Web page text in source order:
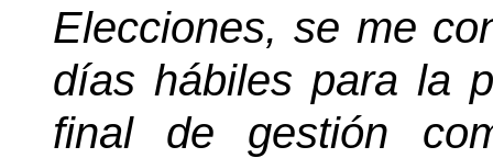
Elecciones, se me
días hábiles para la
final de gestión